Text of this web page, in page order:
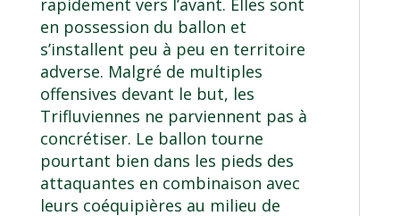
en possession du ballon et
s’installent peu à peu en territoire
adverse. Malgré de multiples
offensives devant le but, les
Trifluviennes ne parviennent pas à
concrétiser. Le ballon tourne
pourtant bien dans les pieds des
attaquantes en combinaison avec
leurs coéquipières au milieu de